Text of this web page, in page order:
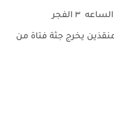
الفجر
يخرج جثة فتاة من